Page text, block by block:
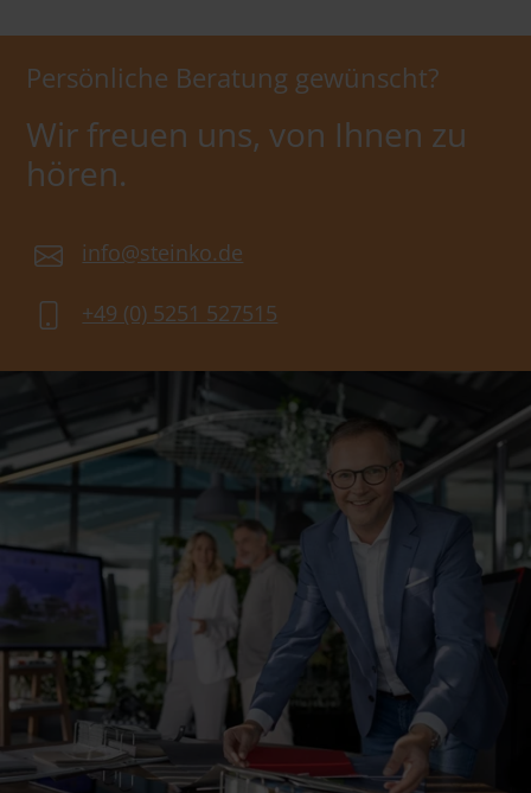
Persönliche Beratung gewünscht?
Wir freuen uns, von Ihnen zu
hören.
info@steinko.de
+49 (0) 5251 527515